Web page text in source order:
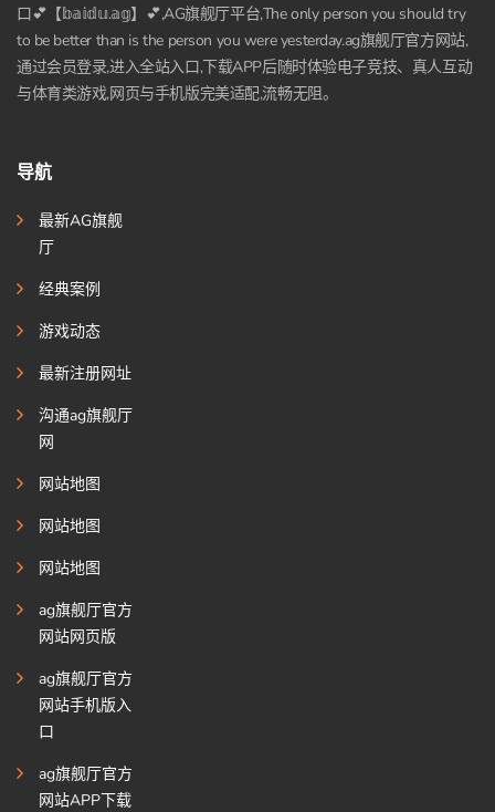
口💕【𝕓𝕒𝕚𝕕𝕦.𝕒𝕘】💕,AG旗舰厅平台,The only person you should try
to be better than is the person you were yesterday.ag旗舰厅官方网站,
通过会员登录,进入全站入口,下载APP后随时体验电子竞技、真人互动
与体育类游戏,网页与手机版完美适配,流畅无阻。
导航
最新AG旗舰
厅
经典案例
游戏动态
最新注册网址
沟通ag旗舰厅
网
网站地图
网站地图
网站地图
ag旗舰厅官方
网站网页版
ag旗舰厅官方
网站手机版入
口
ag旗舰厅官方
网站APP下载